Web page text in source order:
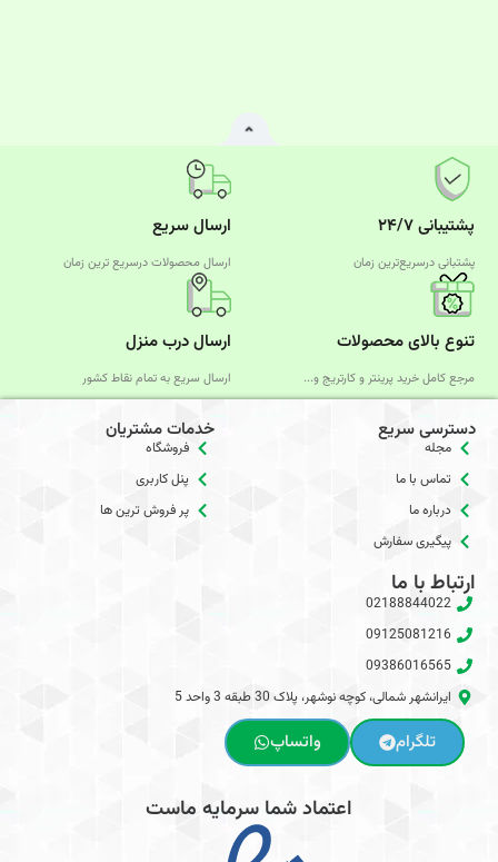
پشتیبانی ۲۴/۷
پشتبانی درسریع‌ترین زمان
ارسال سریع
ارسال محصولات درسریع‌ ترین زمان
تنوع بالای محصولات
مرجع کامل خرید پرینتر و کارتریج و...
ارسال درب منزل
ارسال سریع به تمام نقاط کشور
دسترسی سریع
مجله
تماس با ما
درباره ما
پیگیری سفارش
خدمات مشتریان
فروشگاه
پنل کاربری
پر فروش ترین ها
ارتباط با ما
02188844022
09125081216
09386016565
ایرانشهر شمالی، کوچه نوشهر، پلاک 30 طبقه 3 واحد 5
تلگرام واتساپ
اعتماد شما سرمایه ماست